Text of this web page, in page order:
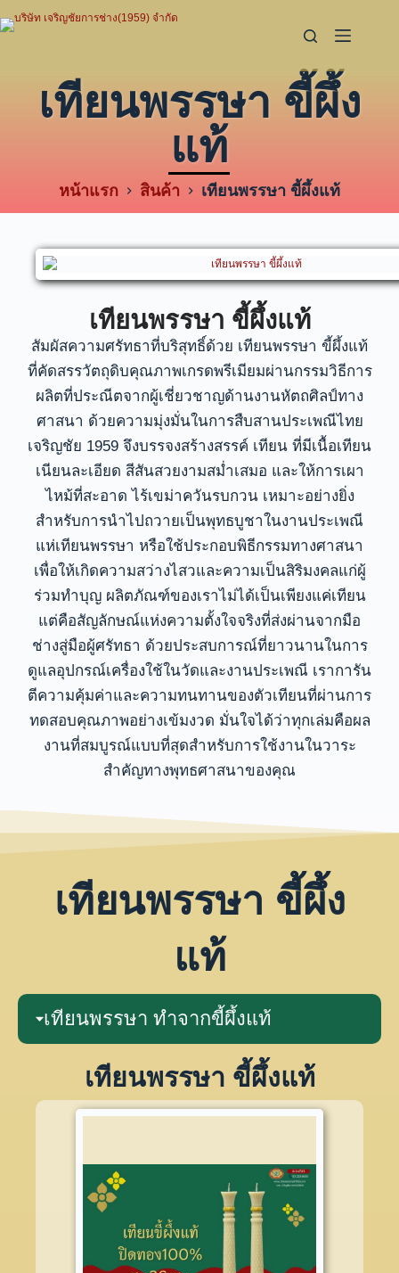
เทียนพรรษา ขี้ผึ้ง
แท้
หน้าแรก สินค้า เทียนพรรษา ขี้ผึ้งแท้
เทียนพรรษา ขี้ผึ้งแท้
สัมผัสความศรัทธาที่บริสุทธิ์ด้วย เทียนพรรษา ขี้ผึ้งแท้
ที่คัดสรรวัตถุดิบคุณภาพเกรดพรีเมียมผ่านกรรมวิธีการ
ผลิตที่ประณีตจากผู้เชี่ยวชาญด้านงานหัตถศิลป์ทาง
ศาสนา ด้วยความมุ่งมั่นในการสืบสานประเพณีไทย
เจริญชัย 1959 จึงบรรจงสร้างสรรค์ เทียน ที่มีเนื้อเทียน
เนียนละเอียด สีสันสวยงามสม่ำเสมอ และให้การเผา
ไหม้ที่สะอาด ไร้เขม่าควันรบกวน เหมาะอย่างยิ่ง
สำหรับการนำไปถวายเป็นพุทธบูชาในงานประเพณี
แห่เทียนพรรษา หรือใช้ประกอบพิธีกรรมทางศาสนา
เพื่อให้เกิดความสว่างไสวและความเป็นสิริมงคลแก่ผู้
ร่วมทำบุญ ผลิตภัณฑ์ของเราไม่ได้เป็นเพียงแค่เทียน
แต่คือสัญลักษณ์แห่งความตั้งใจจริงที่ส่งผ่านจากมือ
ช่างสู่มือผู้ศรัทธา ด้วยประสบการณ์ที่ยาวนานในการ
ดูแลอุปกรณ์เครื่องใช้ในวัดและงานประเพณี เราการัน
ตีความคุ้มค่าและความทนทานของตัวเทียนที่ผ่านการ
ทดสอบคุณภาพอย่างเข้มงวด มั่นใจได้ว่าทุกเล่มคือผล
งานที่สมบูรณ์แบบที่สุดสำหรับการใช้งานในวาระ
สำคัญทางพุทธศาสนาของคุณ
เทียนพรรษา ขี้ผึ้ง
แท้
เทียนพรรษา ทำจากขี้ผึ้งแท้
เทียนพรรษา ขี้ผึ้งแท้